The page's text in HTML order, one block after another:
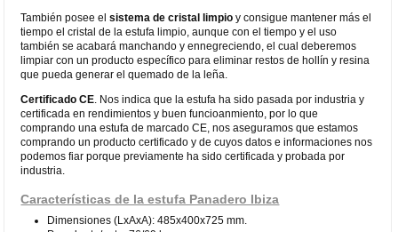
También posee elsistema de cristal limpio y consigue mantener más el
tiempo el cristal de la estufa limpio, aunque con el tiempo y el uso
también se acabará manchando y ennegreciendo, el cual deberemos
limpiar con un producto específico para eliminar restos de hollín y resina
que pueda generar el quemado de la leña.
Certificado CE . Nos indica que la estufa ha sido pasada por industria y
certificada en rendimientos y buen funcioanmiento, por lo que
comprando una estufa de marcado CE, nos aseguramos que estamos
comprando un producto certificado y de cuyos datos e informaciones nos
podemos fiar porque previamente ha sido certificada y probada por
industria.
Características de la estufa Panadero Ibiza
Dimensiones (LxAxA): 485x400x725 mm.